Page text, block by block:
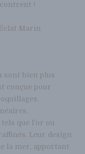
!
Marin
sont bien plus
conçue pour
que l’or ou
Leur design
la mer, apportant